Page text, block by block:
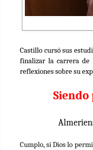
Castillo cursó sus
finalizar la carrera de
reflexiones sobre su
Siendo
Cumplo, si Dios lo